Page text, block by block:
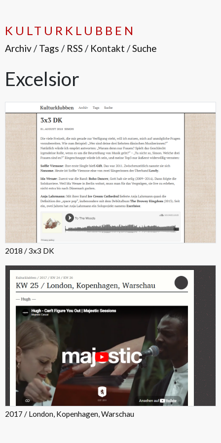
KULTURKLUBBEN
Archiv/ Tags / RSS / Kontakt /Suche
Excelsior
2018 / 3x3 DK
2017 / London, Kopenhagen, Warschau